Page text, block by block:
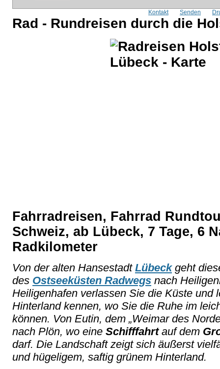
Kontakt Senden
Rad - Rundreisen durch die
Fahrradreisen, Fahrrad
Schweiz, ab Lübeck, 7 Tage, 6
Radkilometer
Von der alten Hansestadt Lübeckgeht
des Ostseeküsten Radwegs nach
Heiligenhafen verlassen Sie die Küste und
Hinterland kennen, wo Sie die Ruhe im
können. Von Eutin, dem „Weimar des
nach Plön, wo eine Schifffahrtauf dem
darf. Die Landschaft zeigt sich äußerst
und hügeligem, saftig grünem Hinterland.